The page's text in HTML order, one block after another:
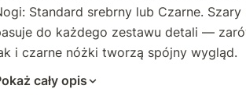
Standard srebrny lub Czarne. Szary
do każdego zestawu detali —
i czarne nóżki tworzą spójny wygląd.
cały opis